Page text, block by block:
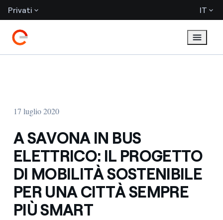
Privati IT
17 luglio 2020
A SAVONA IN BUS
ELETTRICO: IL PROGETTO
DI MOBILITÀ SOSTENIBILE
PER UNA CITTÀ SEMPRE
PIÙ SMART